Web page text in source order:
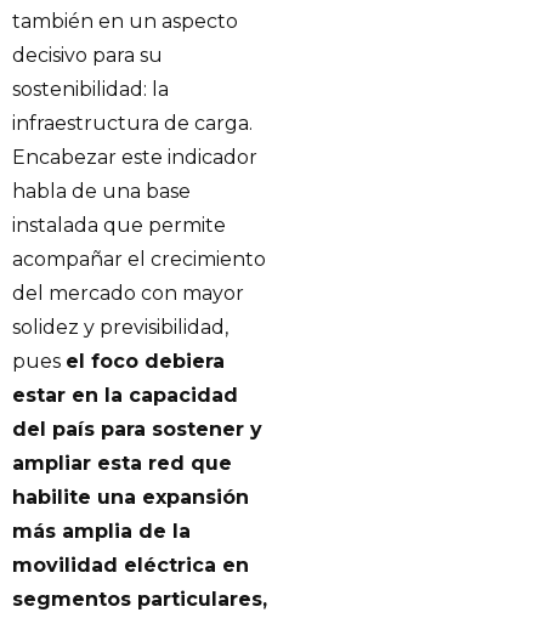
también en un aspecto
decisivo para su
sostenibilidad: la
infraestructura de carga.
Encabezar este indicador
habla de una base
instalada que permite
acompañar el crecimiento
del mercado con mayor
solidez y previsibilidad,
pues el foco debiera
estar en la capacidad
del país para sostener y
ampliar esta red que
habilite una expansión
más amplia de la
movilidad eléctrica en
segmentos particulares,